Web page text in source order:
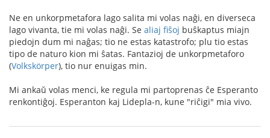
Ne en unkorpmetafora lago salita mi volas naĝi, en diverseca
lago vivanta, tie mi volas naĝi. Se aliaj fiŝoj buŝkaptus miajn
piedojn dum mi naĝas; tio ne estas katastrofo; plu tio estas
tipo de naturo kion mi ŝatas. Fantazioj de unkorpmetaforo
(Volkskörper), tio nur enuigas min.
Mi ankaŭ volas menci, ke regula mi partoprenas ĉe Esperanto
renkontiĝoj. Esperanton kaj Lidepla-n, kune "riĉigi" mia vivo.